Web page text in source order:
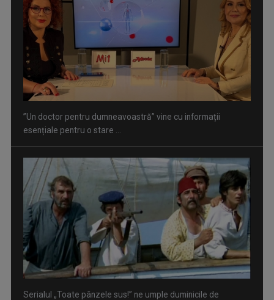
”Un doctor pentru dumneavoastră” vine cu informații
esențiale pentru o stare ...
Serialul „Toate pânzele sus!” ne umple duminicile de